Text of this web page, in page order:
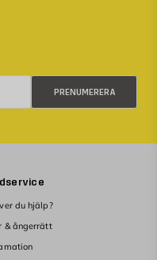
PRENUMERERA
du hjälp?
& ångerrätt